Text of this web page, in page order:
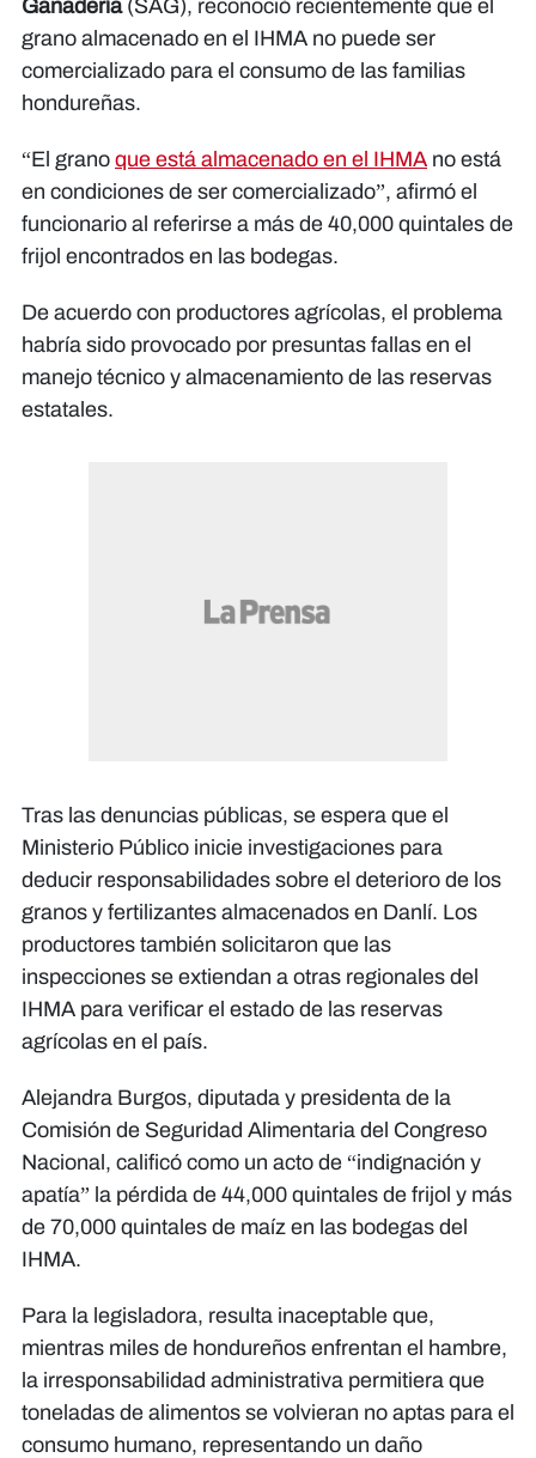
Ganadería(SAG), reconoció recientemente que el
grano almacenado en el IHMA no puede ser
comercializado para el consumo de las familias
hondureñas.
“El grano que está almacenado en el IHMA no está
en condiciones de ser comercializado”, afirmó el
funcionario al referirse a más de 40,000 quintales de
frijol encontrados en las bodegas.
De acuerdo con productores agrícolas, el problema
habría sido provocado por presuntas fallas en el
manejo técnico y almacenamiento de las reservas
estatales.
Tras las denuncias públicas, se espera que el
Ministerio Público inicie investigaciones para
deducir responsabilidades sobre el deterioro de los
granos y fertilizantes almacenados en Danlí. Los
productores también solicitaron que las
inspecciones se extiendan a otras regionales del
IHMA para verificar el estado de las reservas
agrícolas en el país.
Alejandra Burgos, diputada y presidenta de la
Comisión de Seguridad Alimentaria del Congreso
Nacional, calificó como un acto de “indignación y
apatía” la pérdida de 44,000 quintales de frijol y más
de 70,000 quintales de maíz en las bodegas del
IHMA.
Para la legisladora, resulta inaceptable que,
mientras miles de hondureños enfrentan el hambre,
la irresponsabilidad administrativa permitiera que
toneladas de alimentos se volvieran no aptas para el
consumo humano, representando un daño